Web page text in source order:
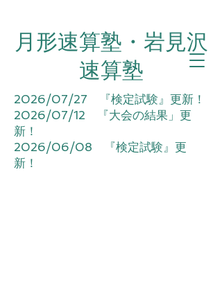
月形速算塾・岩見沢
速算塾
2026/07/27 『検定試験』更新！
2026/07/12 『大会の結果」更
新！
2026/06/08 『検定試験』更
新！